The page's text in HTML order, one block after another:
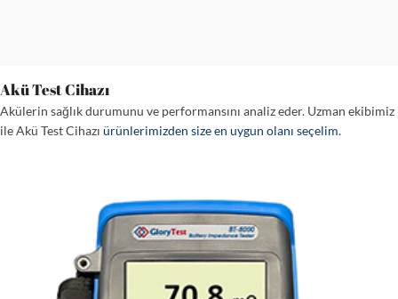
Akü Test Cihazı
Akülerin sağlık durumunu ve performansını analiz eder. Uzman ekibimiz
ile Akü Test Cihazı ürünlerimizden size en uygun olanı seçelim.